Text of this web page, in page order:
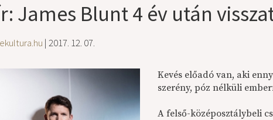
James Blunt 4 év után
ekultura.hu | 2017. 12. 07.
Kevés előadó van, aki
szerény, póz nélküli
A felső-középosztálybeli